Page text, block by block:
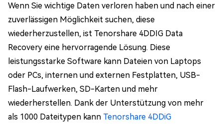
Wenn Sie wichtige Daten verloren haben und nach einer
zuverlässigen Möglichkeit suchen, diese
wiederherzustellen, ist Tenorshare 4DDIG Data
Recovery eine hervorragende Lösung. Diese
leistungsstarke Software kann Dateien von Laptops
oder PCs, internen und externen Festplatten, USB-
Flash-Laufwerken, SD-Karten und mehr
wiederherstellen. Dank der Unterstützung von mehr
als 1000 Dateitypen kann Tenorshare 4DDiG